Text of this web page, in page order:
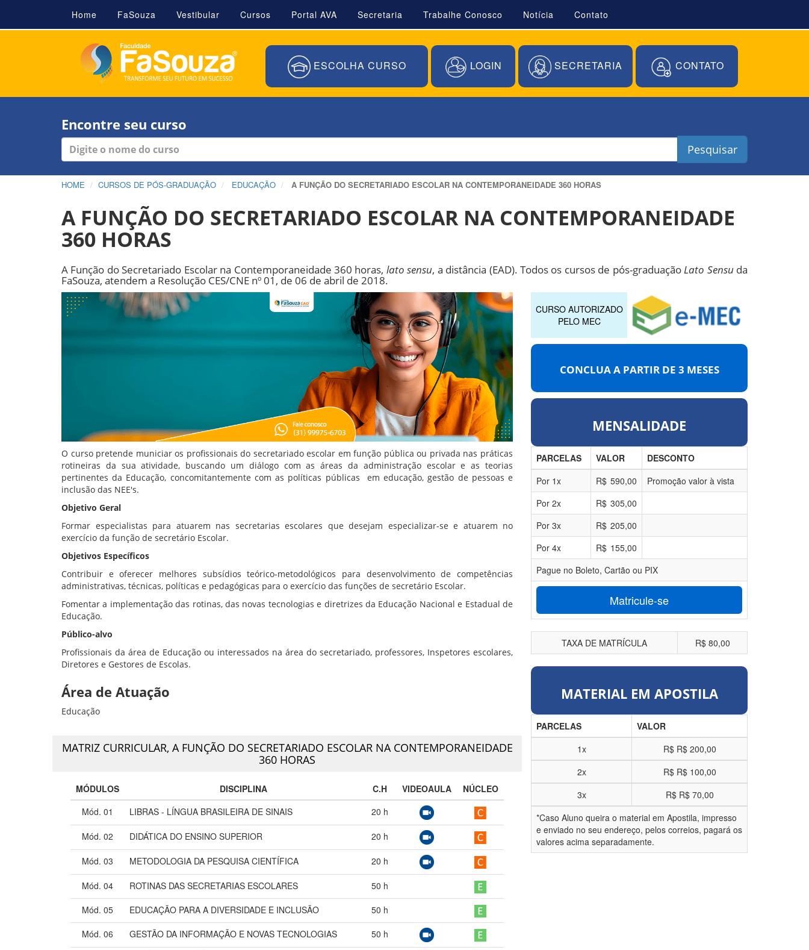
Home FaSouza Vestibular Cursos Portal AVA Secretaria Trabalhe Conosco Notícia Contato
ESCOLHA CURSO LOGIN SECRETARIA CONTATO
Encontre seu curso
Pesquisar
HOME CURSOS DE PÓS-GRADUAÇÃO EDUCAÇÃO A FUNÇÃO DO SECRETARIADO ESCOLAR NA CONTEMPORANEIDADE 360 HORAS
A FUNÇÃO DO SECRETARIADO ESCOLAR NA CONTEMPORANEIDADE
360 HORAS
A Função do Secretariado Escolar na Contemporaneidade 360 horas, lato sensu, a distância (EAD). Todos os cursos de pós-graduaçãoLato Sensuda
FaSouza, atendem a Resolução CES/CNE nº 01, de 06 de abril de 2018.
O curso pretende municiar os profissionais do secretariado escolar em função pública ou privada nas práticas
rotineiras da sua atividade, buscando um diálogo com as áreas da administração escolar e as teorias
pertinentes da Educação, concomitantemente com as políticas públicas em educação, gestão de pessoas e
inclusão das NEE's.
Objetivo Geral
Formar especialistas para atuarem nas secretarias escolares que desejam especializar-se e atuarem no
exercício da função de secretário Escolar.
Objetivos Específicos
Contribuir e oferecer melhores subsídios teórico-metodológicos para desenvolvimento de competências
administrativas, técnicas, políticas e pedagógicas para o exercício das funções de secretário Escolar.
Fomentar a implementação das rotinas, das novas tecnologias e diretrizes da Educação Nacional e Estadual de
Educação.
Público-alvo
Profissionais da área de Educação ou interessados na área do secretariado, professores, Inspetores escolares,
Diretores e Gestores de Escolas.
Área de Atuação
Educação
MATRIZ CURRICULAR, A FUNÇÃO DO SECRETARIADO ESCOLAR NA CONTEMPORANEIDADE
360 HORAS
MÓDULOS DISCIPLINA C.H VIDEOAULA
NÚCLEO
Mód. 01
LIBRAS - LÍNGUA BRASILEIRA DE SINAIS 20 h
Mód. 02 DIDÁTICA DO ENSINO SUPERIOR 20 h
Mód. 03 METODOLOGIA DA PESQUISA CIENTÍFICA 20 h
Mód. 04 ROTINAS DAS SECRETARIAS ESCOLARES 50 h
Mód. 05
EDUCAÇÃO PARA A DIVERSIDADE E INCLUSÃO 50 h
Mód. 06
GESTÃO DA INFORMAÇÃO E NOVAS TECNOLOGIAS 50 h
CURSO AUTORIZADO
PELO MEC
CONCLUA A PARTIR DE 3 MESES
MENSALIDADE
PARCELAS VALOR
DESCONTO
Por 1x R$ 590,00
Promoção valor à vista
Por 2x R$ 305,00
Por 3x R$ 205,00
Por 4x R$ 155,00
Pague no Boleto, Cartão ou PIX
Matricule-se
TAXA DE MATRÍCULA R$ 80,00
MATERIAL EM APOSTILA
PARCELAS
VALOR
1x
R$ R$ 200,00
2x
R$ R$ 100,00
3x
R$ R$ 70,00
*Caso Aluno queira o material em Apostila, impresso
e enviado no seu endereço, pelos correios, pagará os
valores acima separadamente.